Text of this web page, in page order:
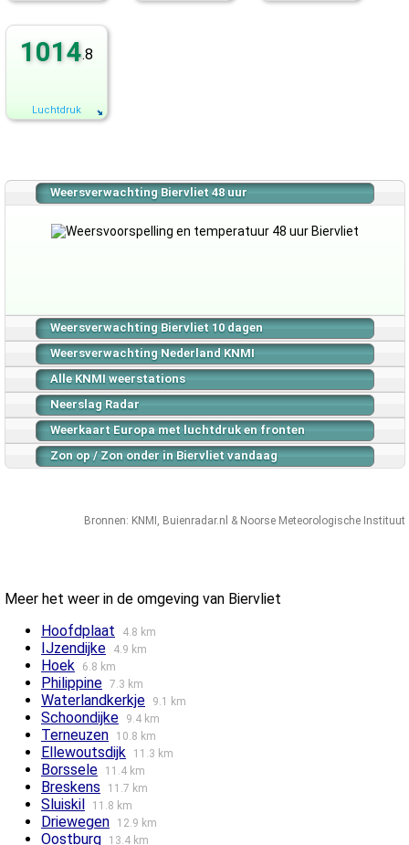
1014.8
Luchtdruk
Weersverwachting Biervliet 48 uur
Weersverwachting Biervliet 10 dagen
Weersverwachting Nederland KNMI
Alle KNMI weerstations
Neerslag Radar
Weerkaart Europa met luchtdruk en fronten
Zon op / Zon onder in Biervliet vandaag
Bronnen: KNMI , Buienradar.nl & Noorse Meteorologische Instituut
Meer het weer in de omgeving van Biervliet
Hoofdplaat
4.8 km
IJzendijke 4.9 km
Hoek 6.8 km
Philippine 7.3 km
Waterlandkerkje 9.1 km
Schoondijke 9.4 km
Terneuzen 10.8 km
Ellewoutsdijk 11.3 km
Borssele 11.4 km
Breskens 11.7 km
Sluiskil 11.8 km
Driewegen 12.9 km
Oostburg 13.4 km